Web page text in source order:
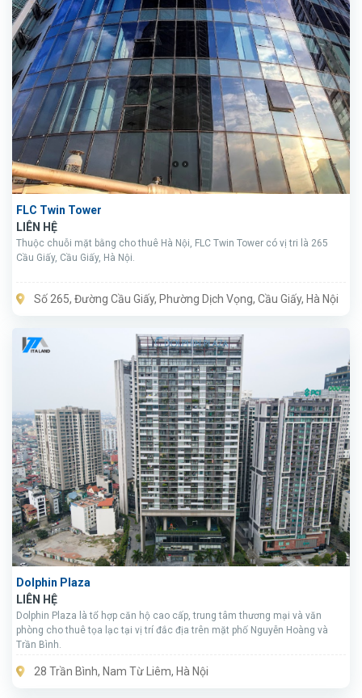
FLC Twin Tower
LIÊN HỆ
Thuộc chuỗi mặt bằng cho thuê Hà Nội, FLC Twin Tower có vị tri là 265
Cầu Giấy, Cầu Giấy, Hà Nội.
Số 265, Đường Cầu Giấy, Phường Dịch Vọng, Cầu Giấy, Hà Nội
Dolphin Plaza
LIÊN HỆ
Dolphin Plaza là tổ hợp căn hộ cao cấp, trung tâm thương mại và văn
phòng cho thuê tọa lạc tại vị trí đắc địa trên mặt phố Nguyễn Hoàng và
Trần Bình.
28 Trần Bình, Nam Từ Liêm, Hà Nội